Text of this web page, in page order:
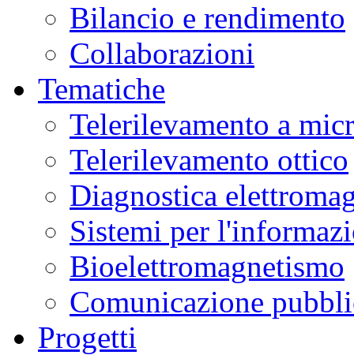
Bilancio e rendimento
Collaborazioni
Tematiche
Telerilevamento a
Telerilevamento ottico
Diagnostica
Sistemi per
Bioelettromagnetismo
Comunicazione
Progetti